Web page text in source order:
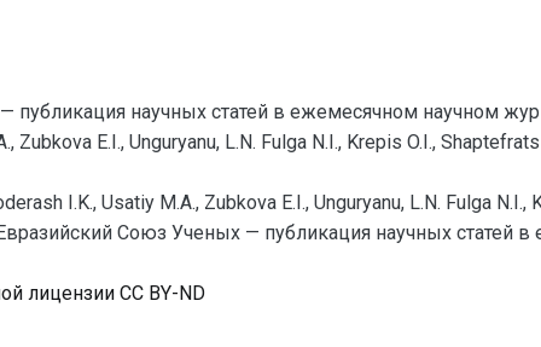
публикация научных статей в ежемесячном научном
Zubkova E.I., Unguryanu, L.N. Fulga N.I., Krepis O.I., Shaptefrats
I.K., Usatiy M.A., Zubkova E.I., Unguryanu, L.N. Fulga
Союз Ученых — публикация научных статей в
лицензии CC BY-ND